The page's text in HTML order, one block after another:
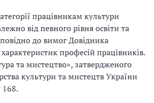
працівникам культури
від певного рівня освіти та
до вимог Довідника
професій працівників.
та мистецтво», затвердженого
культури та мистецтв України
168.